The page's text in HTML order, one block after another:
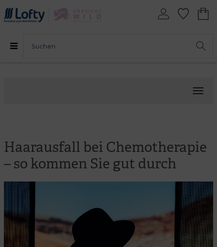
Haarausfall bei Chemotherapie
– so kommen Sie gut durch